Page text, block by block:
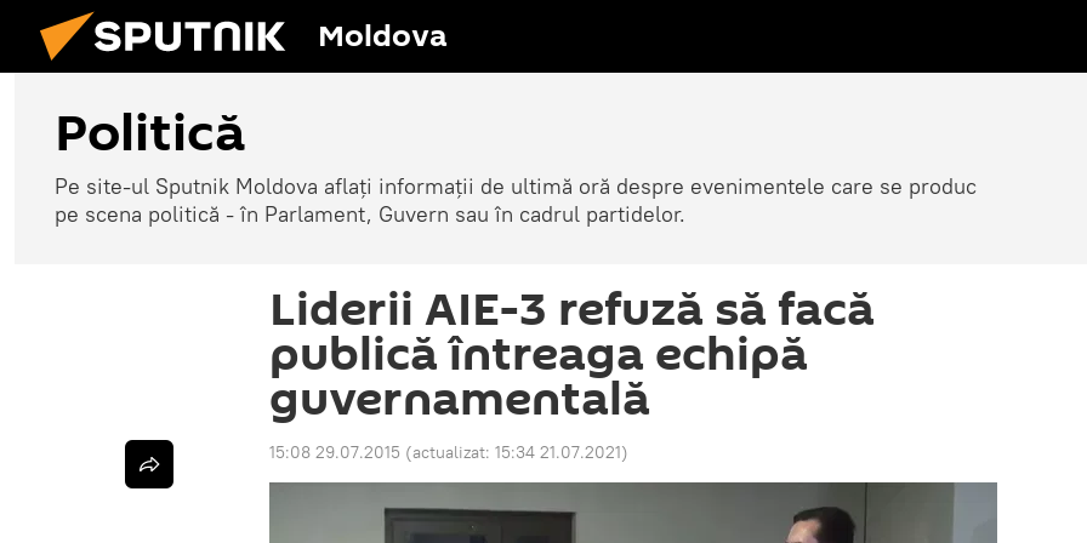
Moldova
Politică
Pe site-ul Sputnik Moldova aflați informații de ultimă oră despre evenimentele care se produc
pe scena politică - în Parlament, Guvern sau în cadrul partidelor.
Liderii AIE-3 refuză să facă
publică întreaga echipă
guvernamentală
15:08 29.07.2015 (actualizat: 15:34 21.07.2021)